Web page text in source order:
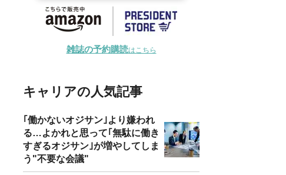
雑誌の予約購読はこちら
キャリアの人気記事
｢働かないオジサン｣より嫌われ
る…よかれと思って｢無駄に働き
すぎるオジサン｣が増やしてしま
う"不要な会議"